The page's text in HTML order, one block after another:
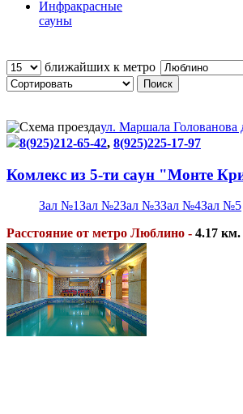
Инфракрасные
сауны
ближайших к метро
ул. Маршала Голованова
8(925)212-65-42, 8(925)225-17-97
Комлекс из 5-ти сaун "Монте
Зал №1Зал №2Зал №3Зал №4Зал №5
Расстояние от метро Люблино - 4.17 км.